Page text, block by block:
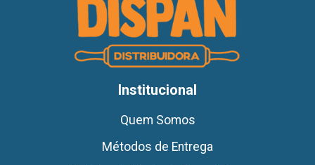
Institucional
Quem Somos
Métodos de Entrega